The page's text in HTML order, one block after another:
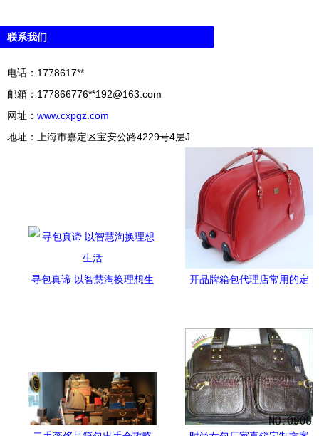
联系我们
电话：1778617**
邮箱：177866776**192@163.com
网址： www.cxpgz.com
地址：上海市嘉定区宝安公路4229号4层J
寻包真谛 以智慧淘换理想生
开品牌箱包代理店常用的定